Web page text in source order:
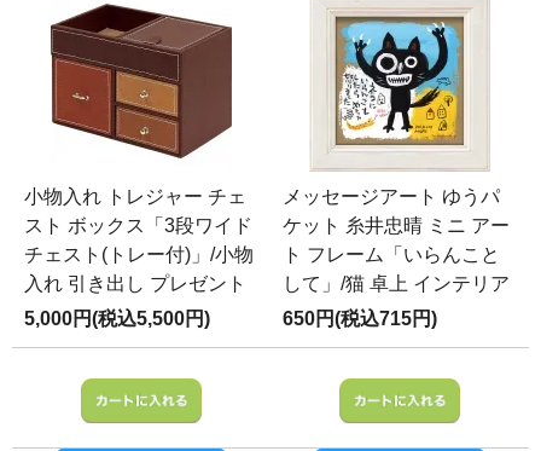
小物入れ トレジャー チェ
スト ボックス「3段ワイド
チェスト(トレー付)」/小物
入れ 引き出し プレゼント
5,000円(税込5,500円)
メッセージアート ゆうパ
ケット 糸井忠晴 ミニ アー
ト フレーム「いらんこと
して」/猫 卓上 インテリア
650円(税込715円)